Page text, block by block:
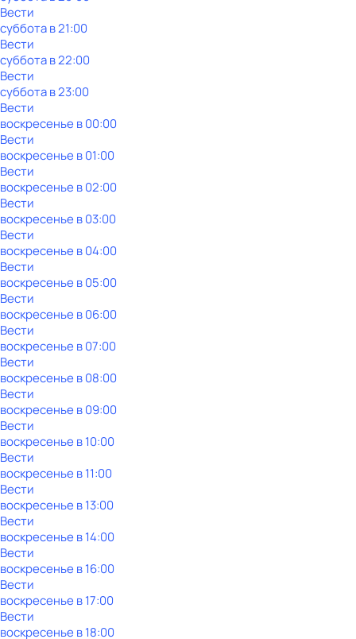
Вести
субботав21:00
Вести
субботав22:00
Вести
субботав23:00
Вести
воскресенье в00:00
Вести
воскресенье в01:00
Вести
воскресенье в02:00
Вести
воскресенье в03:00
Вести
воскресенье в04:00
Вести
воскресенье в05:00
Вести
воскресенье в06:00
Вести
воскресенье в07:00
Вести
воскресенье в08:00
Вести
воскресенье в09:00
Вести
воскресенье в10:00
Вести
воскресенье в11:00
Вести
воскресенье в13:00
Вести
воскресенье в14:00
Вести
воскресенье в16:00
Вести
воскресенье в17:00
Вести
воскресенье в18:00